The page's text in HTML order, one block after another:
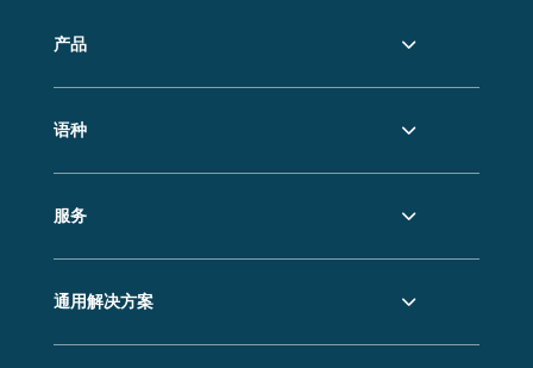
产品
语种
服务
通用解决方案